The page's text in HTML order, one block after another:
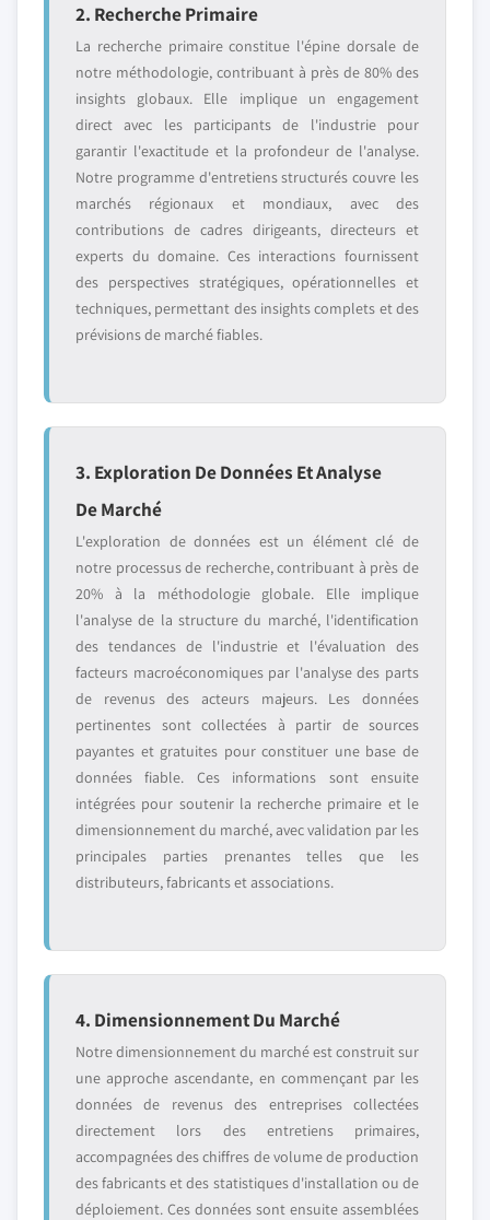
2. Recherche Primaire
La recherche primaire constitue l'épine dorsale de
notre méthodologie, contribuant à près de 80% des
insights globaux. Elle implique un engagement
direct avec les participants de l'industrie pour
garantir l'exactitude et la profondeur de l'analyse.
Notre programme d'entretiens structurés couvre les
marchés régionaux et mondiaux, avec des
contributions de cadres dirigeants, directeurs et
experts du domaine. Ces interactions fournissent
des perspectives stratégiques, opérationnelles et
techniques, permettant des insights complets et des
prévisions de marché fiables.
3. Exploration De Données Et Analyse
De Marché
L'exploration de données est un élément clé de
notre processus de recherche, contribuant à près de
20% à la méthodologie globale. Elle implique
l'analyse de la structure du marché, l'identification
des tendances de l'industrie et l'évaluation des
facteurs macroéconomiques par l'analyse des parts
de revenus des acteurs majeurs. Les données
pertinentes sont collectées à partir de sources
payantes et gratuites pour constituer une base de
données fiable. Ces informations sont ensuite
intégrées pour soutenir la recherche primaire et le
dimensionnement du marché, avec validation par les
principales parties prenantes telles que les
distributeurs, fabricants et associations.
4. Dimensionnement Du Marché
Notre dimensionnement du marché est construit sur
une approche ascendante, en commençant par les
données de revenus des entreprises collectées
directement lors des entretiens primaires,
accompagnées des chiffres de volume de production
des fabricants et des statistiques d'installation ou de
déploiement. Ces données sont ensuite assemblées